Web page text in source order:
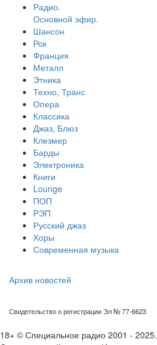
Радио.
Основной эфир.
Шансон
Рок
Франция
Металл
Этника
Техно, Транс
Опера
Классика
Джаз, Блюз
Клезмер
Барды
Электроника
Книги
Lounge
ПОП
РЭП
Русский джаз
Хоры
Современная музыка
Архив новостей
Свидетельство о регистрации Эл № 77-6623
18+ © Специальное радио 2001 - 2025.